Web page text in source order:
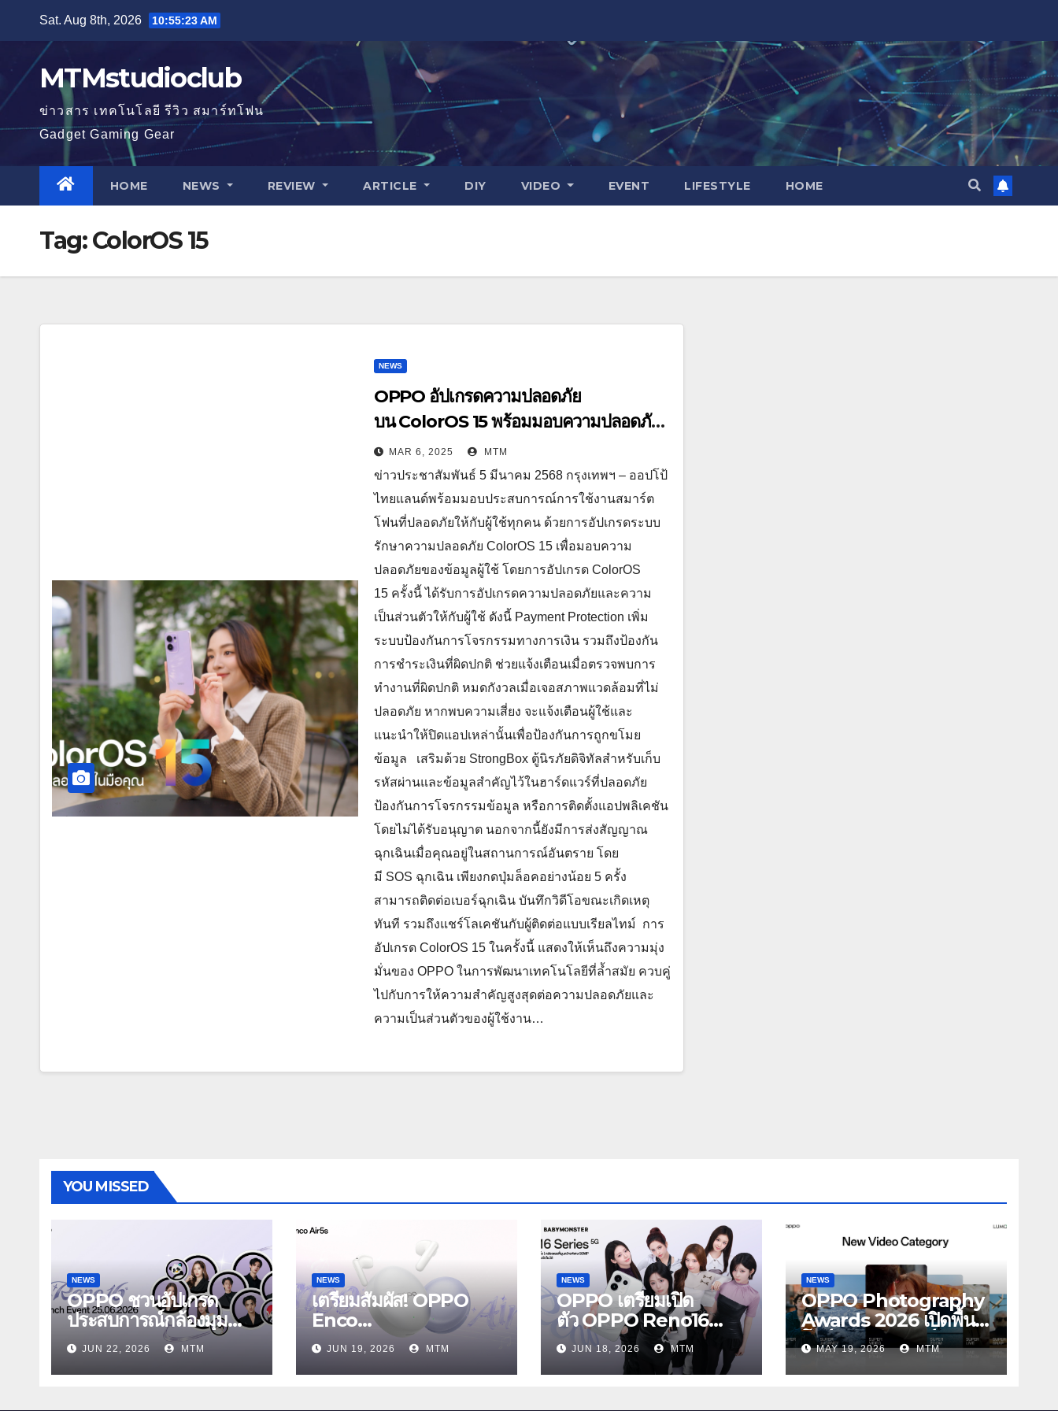
content
Sat. Aug 8th, 2026 10:55:23 AM
MTMstudioclub
ข่าวสาร เทคโนโลยี รีวิว สมาร์ทโฟน
Gadget Gaming Gear
HOME NEWS REVIEW ARTICLE DIY VIDEO EVENT LIFESTYLE HOME
Tag:ColorOS 15
NEWS
OPPO อัปเกรดความปลอดภัย
บน ColorOS 15 พร้อมมอบความปลอดภัย
ทุกการใช้งาน
MAR 6, 2025 MTM
ข่าวประชาสัมพันธ์ 5 มีนาคม 2568 กรุงเทพฯ – ออปโป้
ไทยแลนด์พร้อมมอบประสบการณ์การใช้งานสมาร์ต
โฟนที่ปลอดภัยให้กับผู้ใช้ทุกคน ด้วยการอัปเกรดระบบ
รักษาความปลอดภัย ColorOS 15 เพื่อมอบความ
ปลอดภัยของข้อมูลผู้ใช้ โดยการอัปเกรด ColorOS
15 ครั้งนี้ ได้รับการอัปเกรดความปลอดภัยและความ
เป็นส่วนตัวให้กับผู้ใช้ ดังนี้ Payment Protection เพิ่ม
ระบบป้องกันการโจรกรรมทางการเงิน รวมถึงป้องกัน
การชำระเงินที่ผิดปกติ ช่วยแจ้งเตือนเมื่อตรวจพบการ
ทำงานที่ผิดปกติ หมดกังวลเมื่อเจอสภาพแวดล้อมที่ไม่
ปลอดภัย หากพบความเสี่ยง จะแจ้งเตือนผู้ใช้และ
แนะนำให้ปิดแอปเหล่านั้นเพื่อป้องกันการถูกขโมย
ข้อมูล เสริมด้วย StrongBox ตู้นิรภัยดิจิทัลสำหรับเก็บ
รหัสผ่านและข้อมูลสำคัญไว้ในฮาร์ดแวร์ที่ปลอดภัย
ป้องกันการโจรกรรมข้อมูล หรือการติดตั้งแอปพลิเคชัน
โดยไม่ได้รับอนุญาต นอกจากนี้ยังมีการส่งสัญญาณ
ฉุกเฉินเมื่อคุณอยู่ในสถานการณ์อันตราย โดย
มี SOS ฉุกเฉิน เพียงกดปุ่มล็อคอย่างน้อย 5 ครั้ง
สามารถติดต่อเบอร์ฉุกเฉิน บันทึกวิดีโอขณะเกิดเหตุ
ทันที รวมถึงแชร์โลเคชันกับผู้ติดต่อแบบเรียลไทม์ การ
อัปเกรด ColorOS 15 ในครั้งนี้ แสดงให้เห็นถึงความมุ่ง
มั่นของ OPPO ในการพัฒนาเทคโนโลยีที่ล้ำสมัย ควบคู่
ไปกับการให้ความสำคัญสูงสุดต่อความปลอดภัยและ
ความเป็นส่วนตัวของผู้ใช้งาน…
YOU MISSED
NEWS
OPPO ชวนอัปเกรด
ประสบการณ์กล้องมุม
กว้างพิเศษ 50MP สมา
ร์ตโฟนเพื่อนซี้ เทรนดี้ทุ
กช็อต ในงาน OPPO
JUN 22, 2026 MTM
NEWS
เตรียมสัมผัส! OPPO
Enco
Air5s และ OPPO
Enco Air5 หูฟังไร้สาย
รุ่นใหม่ล่าสุด มาพร้อม
JUN 19, 2026 MTM
NEWS
OPPO เตรียมเปิด
ตัว OPPO Reno16
Series 5G พร้อม
ประกาศ BABYMONST
ER ในฐานะ Reno Girls
JUN 18, 2026 MTM
NEWS
OPPO Photography
Awards 2026 เปิดพื้นที่
โชว์พลังครีเอเตอร์รุ่น
ใหม่ รับเทรนด์วิดีโอคอน
เทนต์ เพิ่มหมวด “Super
MAY 19, 2026 MTM